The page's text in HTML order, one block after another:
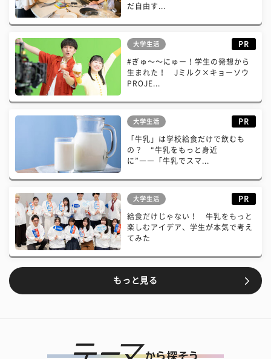
だ自由す...
大学生活 PR
#ぎゅ〜〜にゅー！学生の発想から
生まれた！ Jミルク×キョーソウ
PROJE...
大学生活 PR
「牛乳」は学校給食だけで飲むも
の？ “牛乳をもっと身近
に”――「牛乳でスマ...
大学生活 PR
給食だけじゃない！ 牛乳をもっと
楽しむアイデア、学生が本気で考え
てみた
もっと見る